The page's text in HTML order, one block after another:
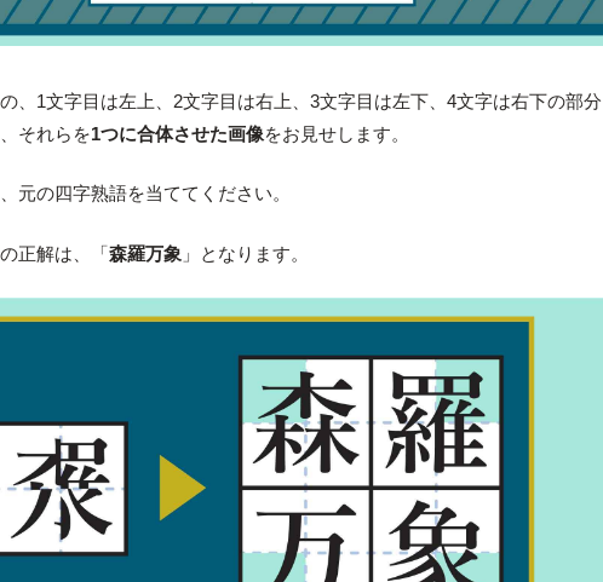
、1文字目は左上、2文字目は右上、3文字目は左下、4文字は右下の部分
それらを1つに合体させた画像をお見せします。
元の四字熟語を当ててください。
正解は、「森羅万象 」となります。